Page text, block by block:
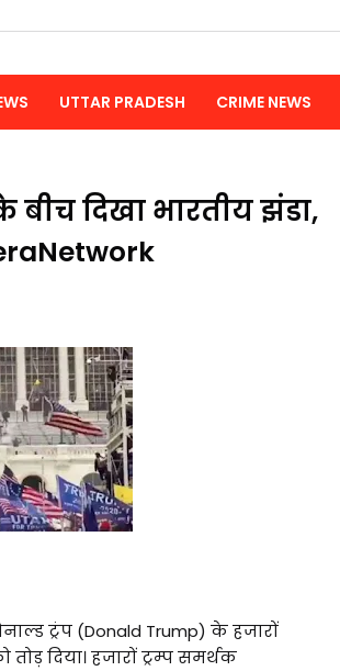
UTTAR PRADESH CRIME NEWS
बीच दिखा भारतीय झंडा,
ट्रंप (Donald Trump) के हजारों
दिया। हजारों ट्रम्प समर्थक